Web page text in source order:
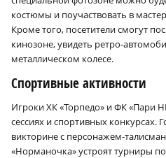
костюмы и поучаствовать в
Кроме того, посетители смогут
кинозоне, увидеть ретро-
металлическом колесе.
Спортивные активности
Игроки ХК «Торпедо» и ФК «Пари
сессиях и спортивных конкурсах.
викторине с персонажем-
«Норманочка» устроят турниры